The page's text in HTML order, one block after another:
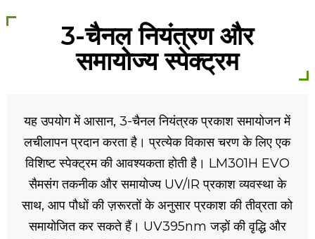
3-चैनल नियंत्रण और
समायोज्य स्पेक्ट्रम
यह उपयोग में आसान, 3-चैनल नियंत्रक प्रकाश समायोजन में
लचीलापन प्रदान करता है। प्रत्येक विकास चरण के लिए एक
विशिष्ट स्पेक्ट्रम की आवश्यकता होती है। LM301H EVO
सैमसंग तकनीक और समायोज्य UV/IR प्रकाश व्यवस्था के
साथ, आप पौधों की ज़रूरतों के अनुसार प्रकाश की तीव्रता को
समायोजित कर सकते हैं। UV395nm जड़ों की वृद्धि और